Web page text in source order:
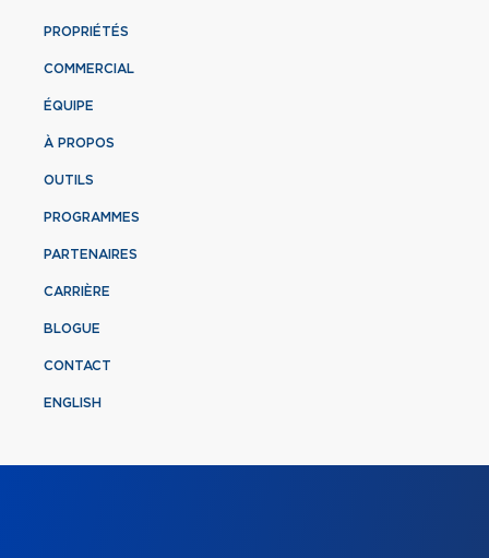
PROPRIÉTÉS
COMMERCIAL
ÉQUIPE
À PROPOS
OUTILS
PROGRAMMES
PARTENAIRES
CARRIÈRE
BLOGUE
CONTACT
ENGLISH